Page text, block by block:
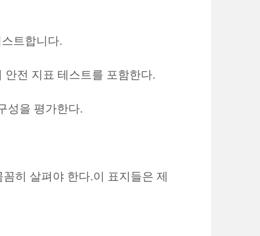
트합니다.
전 지표 테스트를 포함한다.
성을 평가한다.
히 살펴야 한다.이 표지들은 제